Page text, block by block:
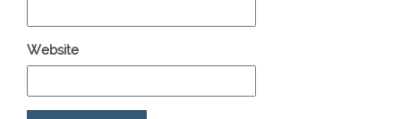
Website